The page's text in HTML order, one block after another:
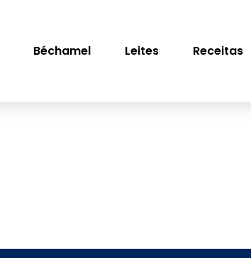
Béchamel Leites Receitas